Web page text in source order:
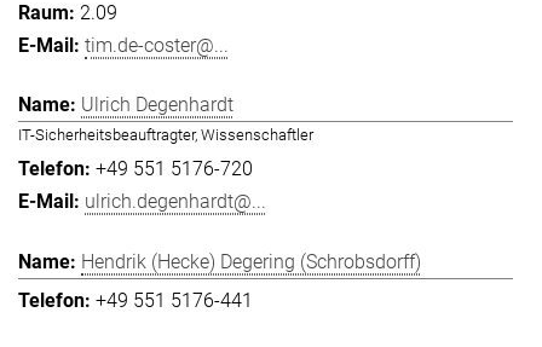
2.09
tim.de-coster@...
Ulrich Degenhardt
IT-Sicherheitsbeauftragter, Wissenschaftler
+49 551 5176-720
ulrich.degenhardt@...
Hendrik (Hecke) Degering (Schrobsdorff)
+49 551 5176-441